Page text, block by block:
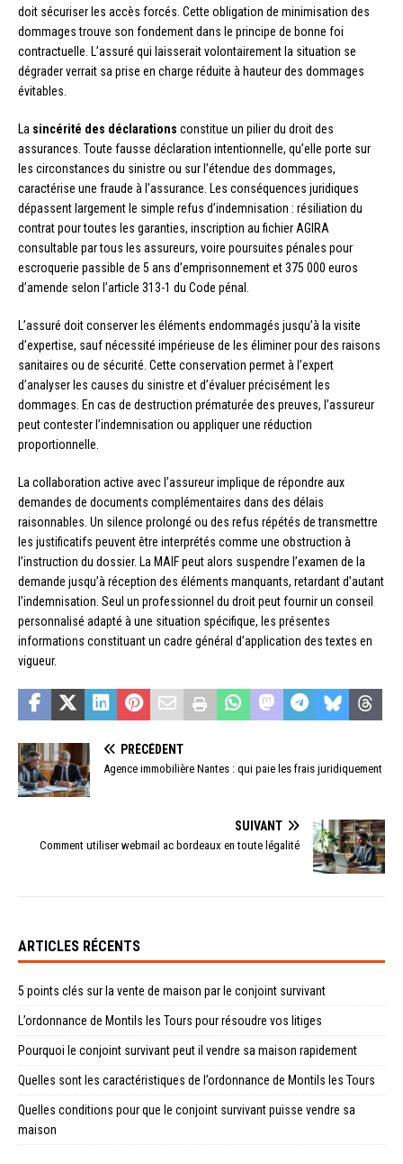
doit sécuriser les accès forcés. Cette obligation de minimisation des
dommages trouve son fondement dans le principe de bonne foi
contractuelle. L’assuré qui laisserait volontairement la situation se
dégrader verrait sa prise en charge réduite à hauteur des dommages
évitables.
La sincérité des déclarations constitue un pilier du droit des
assurances. Toute fausse déclaration intentionnelle, qu’elle porte sur
les circonstances du sinistre ou sur l’étendue des dommages,
caractérise une fraude à l’assurance. Les conséquences juridiques
dépassent largement le simple refus d’indemnisation : résiliation du
contrat pour toutes les garanties, inscription au fichier AGIRA
consultable par tous les assureurs, voire poursuites pénales pour
escroquerie passible de 5 ans d’emprisonnement et 375 000 euros
d’amende selon l’article 313-1 du Code pénal.
L’assuré doit conserver les éléments endommagés jusqu’à la visite
d’expertise, sauf nécessité impérieuse de les éliminer pour des raisons
sanitaires ou de sécurité. Cette conservation permet à l’expert
d’analyser les causes du sinistre et d’évaluer précisément les
dommages. En cas de destruction prématurée des preuves, l’assureur
peut contester l’indemnisation ou appliquer une réduction
proportionnelle.
La collaboration active avec l’assureur implique de répondre aux
demandes de documents complémentaires dans des délais
raisonnables. Un silence prolongé ou des refus répétés de transmettre
les justificatifs peuvent être interprétés comme une obstruction à
l’instruction du dossier. La MAIF peut alors suspendre l’examen de la
demande jusqu’à réception des éléments manquants, retardant d’autant
l’indemnisation. Seul un professionnel du droit peut fournir un conseil
personnalisé adapté à une situation spécifique, les présentes
informations constituant un cadre général d’application des textes en
vigueur.
PRÉCÉDENT
Agence immobilière Nantes : qui paie les frais juridiquement
SUIVANT
Comment utiliser webmail ac bordeaux en toute légalité
ARTICLES RÉCENTS
5 points clés sur la vente de maison par le conjoint survivant
L’ordonnance de Montils les Tours pour résoudre vos litiges
Pourquoi le conjoint survivant peut il vendre sa maison rapidement
Quelles sont les caractéristiques de l’ordonnance de Montils les Tours
Quelles conditions pour que le conjoint survivant puisse vendre sa
maison